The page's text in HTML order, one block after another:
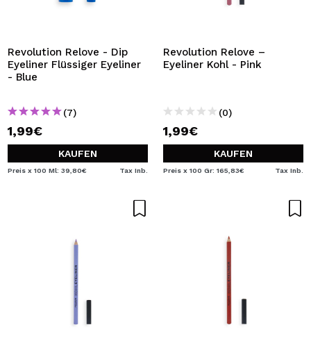
Revolution Relove - Dip
Eyeliner Flüssiger Eyeliner
- Blue
(7)
1,99€
KAUFEN
Preis x 100 Ml: 39,80€ Tax Inb.
Revolution Relove –
Eyeliner Kohl - Pink
(0)
1,99€
KAUFEN
Preis x 100 Gr: 165,83€ Tax Inb.